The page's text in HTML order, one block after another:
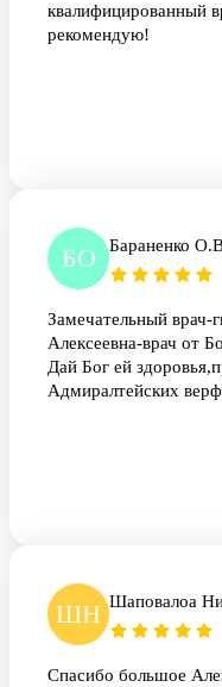
квалифицированный
рекомендую!
БО Бараненко
Замечательный врач-
Алексеевна-врач от
Дай Бог ей
Адмиралтейских
ШН Шаповалоа
Спасибо большое